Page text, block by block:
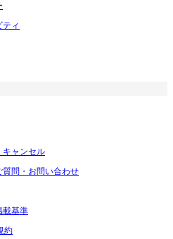
ティ
キャンセル
質問・お問い合わせ
載基準
約